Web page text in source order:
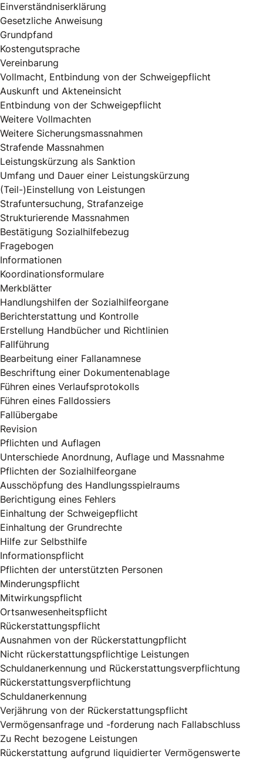
Einverständniserklärung
Gesetzliche Anweisung
Grundpfand
Kostengutsprache
Vereinbarung
Vollmacht, Entbindung von der Schweigepflicht
Auskunft und Akteneinsicht
Entbindung von der Schweigepflicht
Weitere Vollmachten
Weitere Sicherungsmassnahmen
Strafende Massnahmen
Leistungskürzung als Sanktion
Umfang und Dauer einer Leistungskürzung
(Teil-)Einstellung von Leistungen
Strafuntersuchung, Strafanzeige
Strukturierende Massnahmen
Bestätigung Sozialhilfebezug
Fragebogen
Informationen
Koordinationsformulare
Merkblätter
Handlungshilfen der Sozialhilfeorgane
Berichterstattung und Kontrolle
Erstellung Handbücher und Richtlinien
Fallführung
Bearbeitung einer Fallanamnese
Beschriftung einer Dokumentenablage
Führen eines Verlaufsprotokolls
Führen eines Falldossiers
Fallübergabe
Revision
Pflichten und Auflagen
Unterschiede Anordnung, Auflage und Massnahme
Pflichten der Sozialhilfeorgane
Ausschöpfung des Handlungsspielraums
Berichtigung eines Fehlers
Einhaltung der Schweigepflicht
Einhaltung der Grundrechte
Hilfe zur Selbsthilfe
Informationspflicht
Pflichten der unterstützten Personen
Minderungspflicht
Mitwirkungspflicht
Ortsanwesenheitspflicht
Rückerstattungspflicht
Ausnahmen von der Rückerstattungpflicht
Nicht rückerstattungspflichtige Leistungen
Schuldanerkennung und Rückerstattungsverpflichtung
Rückerstattungsverpflichtung
Schuldanerkennung
Verjährung von der Rückerstattungspflicht
Vermögensanfrage und -forderung nach Fallabschluss
Zu Recht bezogene Leistungen
Rückerstattung aufgrund liquidierter Vermögenswerte